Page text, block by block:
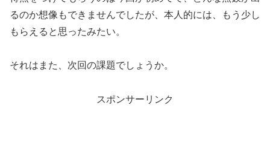
るのか想像もできませんでしたが、本人的には、もう少し
もらえると思ったみたい。
それはまた、次回の課題でしょうか。
スポンサーリンク